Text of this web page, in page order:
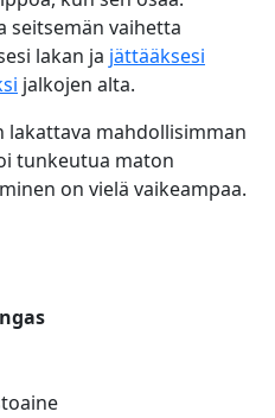
seitsemän vaihetta
lakan ja jättääksesi
jalkojen alta.
lakattava mahdollisimman
tunkeutua maton
on vielä vaikeampaa.